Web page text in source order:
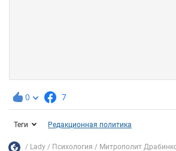
0 7
Теги Редакционная политика
Lady Психология Митрополит